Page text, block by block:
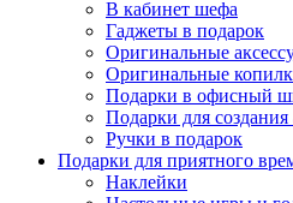
В кабинет шефа
Гаджеты в подарок
Оригинальные
Оригинальные
Подарки в офисный
Подарки для
Ручки в подарок
Подарки для приятного
Наклейки